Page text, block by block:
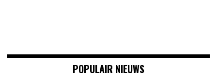
POPULAIR NIEUWS